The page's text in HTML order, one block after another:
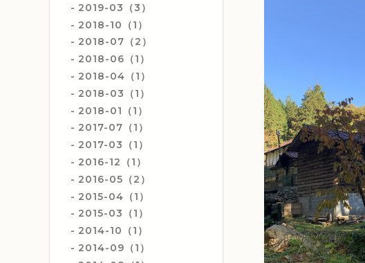
2019-03（3）
2018-10（1）
2018-07（2）
2018-06（1）
2018-04（1）
2018-03（1）
2018-01（1）
2017-07（1）
2017-03（1）
2016-12（1）
2016-05（2）
2015-04（1）
2015-03（1）
2014-10（1）
2014-09（1）